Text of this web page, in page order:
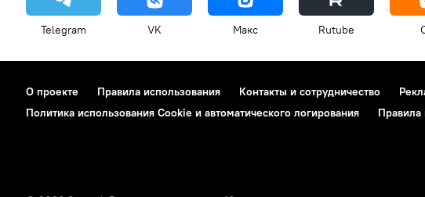
Telegram VK Макс Rutube
О проекте Правила использования Контакты и сотрудничество
Политика использования Cookie и автоматического логирования
Правила